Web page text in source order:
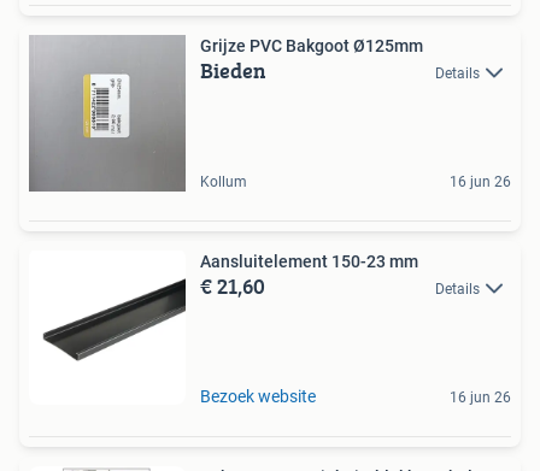
Grijze PVC Bakgoot Ø125mm
Bieden Details
Kollum 16 jun 26
Aansluitelement 150-23 mm
€ 21,60 Details
Bezoek website 16 jun 26